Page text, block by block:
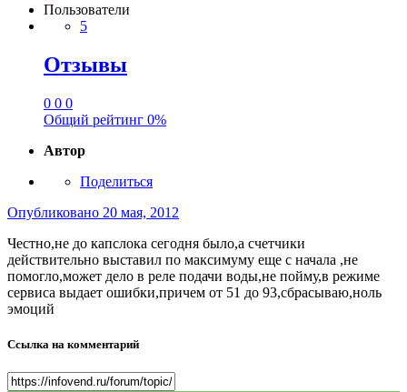
Пользователи
5
Отзывы
0 0 0
Общий рейтинг 0%
Автор
Поделиться
Опубликовано 20 мая, 2012
Честно,не до капслока сегодня было,а счетчики
действительно выставил по максимуму еще с начала ,не
помогло,может дело в реле подачи воды,не пойму,в режиме
сервиса выдает ошибки,причем от 51 до 93,сбрасываю,ноль
эмоций
Ссылка на комментарий